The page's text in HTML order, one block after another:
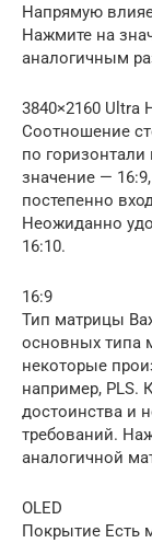
Напрямую
Нажмите на
аналогичным
3840×2160 Ultra
Соотношение
по
значение —
постепенно
Неожиданно
16:10.
16:9
Тип матрицы
основных типа
некоторые
например, PLS.
достоинства и
требований.
аналогичной
OLED
Покрытие Есть